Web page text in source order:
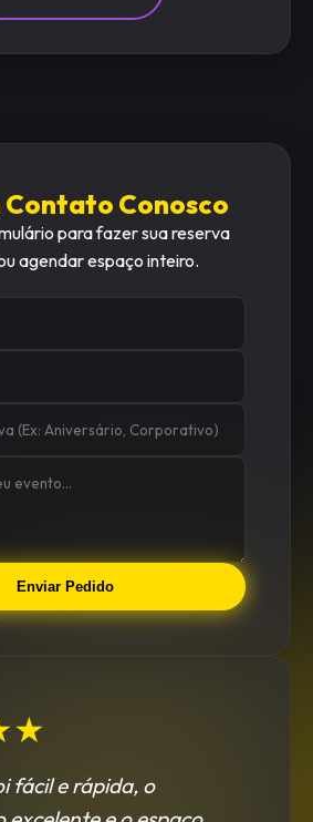
Contato Conosco
para fazer sua reserva
agendar espaço inteiro.
Enviar Pedido
fácil e rápida, o